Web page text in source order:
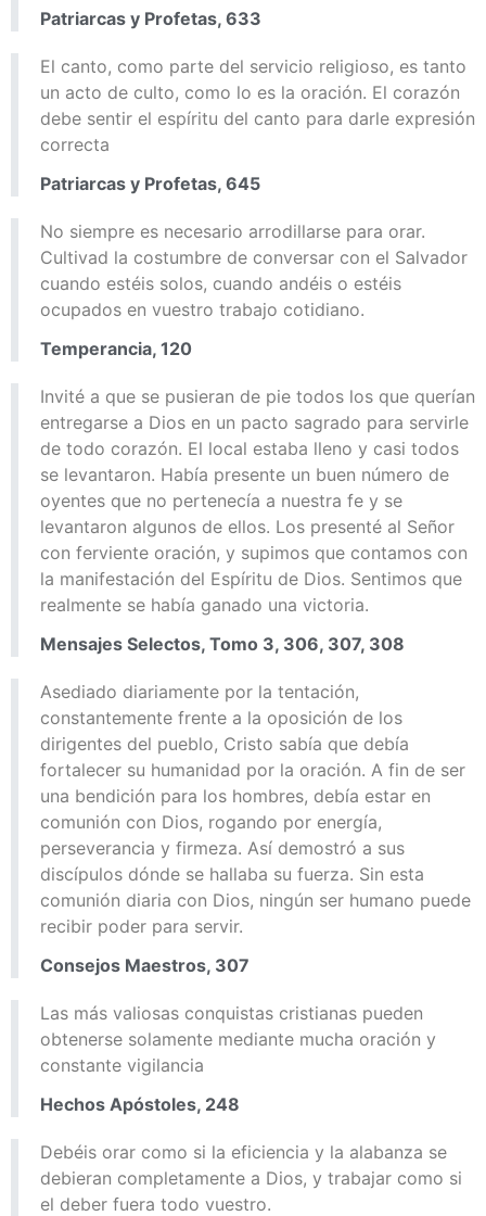
Patriarcas y Profetas, 633
El canto, como parte del servicio religioso, es tanto
un acto de culto, como lo es la oración. El corazón
debe sentir el espíritu del canto para darle expresión
correcta
Patriarcas y Profetas, 645
No siempre es necesario arrodillarse para orar.
Cultivad la costumbre de conversar con el Salvador
cuando estéis solos, cuando andéis o estéis
ocupados en vuestro trabajo cotidiano.
Temperancia, 120
Invité a que se pusieran de pie todos los que querían
entregarse a Dios en un pacto sagrado para servirle
de todo corazón. El local estaba lleno y casi todos
se levantaron. Había presente un buen número de
oyentes que no pertenecía a nuestra fe y se
levantaron algunos de ellos. Los presenté al Señor
con ferviente oración, y supimos que contamos con
la manifestación del Espíritu de Dios. Sentimos que
realmente se había ganado una victoria.
Mensajes Selectos, Tomo 3, 306, 307, 308
Asediado diariamente por la tentación,
constantemente frente a la oposición de los
dirigentes del pueblo, Cristo sabía que debía
fortalecer su humanidad por la oración. A fin de ser
una bendición para los hombres, debía estar en
comunión con Dios, rogando por energía,
perseverancia y firmeza. Así demostró a sus
discípulos dónde se hallaba su fuerza. Sin esta
comunión diaria con Dios, ningún ser humano puede
recibir poder para servir.
Consejos Maestros, 307
Las más valiosas conquistas cristianas pueden
obtenerse solamente mediante mucha oración y
constante vigilancia
Hechos Apóstoles, 248
Debéis orar como si la eficiencia y la alabanza se
debieran completamente a Dios, y trabajar como si
el deber fuera todo vuestro.